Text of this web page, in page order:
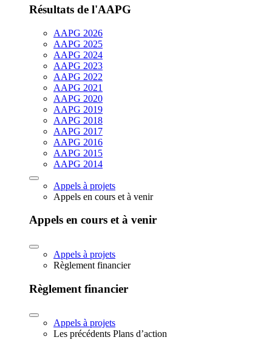
Résultats de l'AAPG
AAPG 2026
AAPG 2025
AAPG 2024
AAPG 2023
AAPG 2022
AAPG 2021
AAPG 2020
AAPG 2019
AAPG 2018
AAPG 2017
AAPG 2016
AAPG 2015
AAPG 2014
Appels à projets
Appels en cours et à venir
Appels en cours et à venir
Appels à projets
Règlement financier
Règlement financier
Appels à projets
Les précédents Plans d’action